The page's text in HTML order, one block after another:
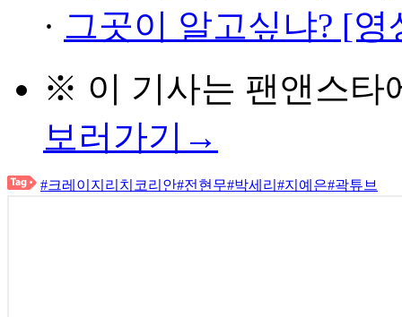
· 그곳이 알고싶냐? [
※ 이 기사는 팬앤스타
보러가기→
#크레이지리치코리안#전현무#박세리 #지예은#곽튜브